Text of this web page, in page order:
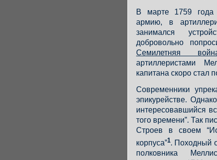
В марте 1759 года
армию, в
занимался
добровольно
Семилетняя
артиллеристами
капитана скоро стал
Современники
эпикурействе.
интересовавшийся
того времени”. Так
Строев в своем
корпуса”1. Походный
полковника